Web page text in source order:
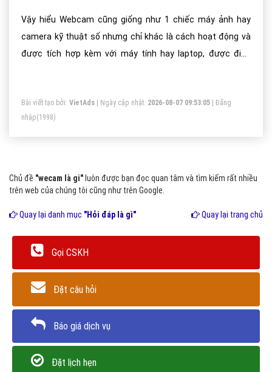
Vậy hiểu Webcam cũng giống như 1 chiếc máy ảnh hay
camera kỹ thuật số nhưng chỉ khác là cách hoạt động và
được tích hợp kèm với máy tính hay laptop, được điều
Bài viết tạo bởi: VietAds | Ngày cập nhật: 2026-08-07 09:53:05
Đăng
nhập(1998)
Chủ đề "wecam là gi" luôn được bạn đọc quan tâm và tìm kiếm rất nhiều
trên web của chúng tôi cũng như trên Google.
Quay lại danh mục "Hỏi đáp là gì" Quay lại trang chủ
Gọi CSKH
Đặt câu hỏi
Báo giá dịch vụ
Đặt lịch hẹn